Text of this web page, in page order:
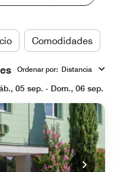
Comodidades
Ordenar por: Distancia
05 sep. - Dom., 06 sep.